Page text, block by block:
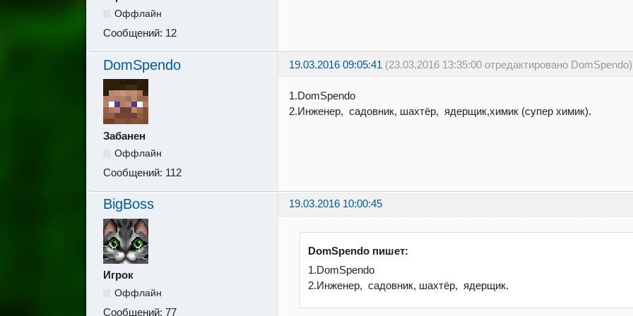
Оффлайн
Сообщений: 12
DomSpendo 19.03.2016 09:05:41 (23.03.2016 13:35:00 отредактировано DomSpendo)
Забанен
Оффлайн
Сообщений: 112
1.DomSpendo
2.Инженер, садовник, шахтёр, ядерщик,химик (супер химик).
BigBoss 19.03.2016 10:00:45
Игрок
Оффлайн
Сообщений: 77
DomSpendo пишет:
1.DomSpendo
2.Инженер, садовник, шахтёр, ядерщик.